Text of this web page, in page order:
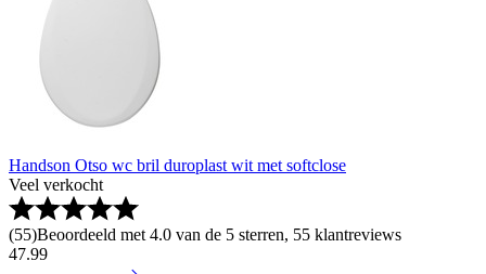
Handson Otso wc bril duroplast wit met softclose
Veel verkocht
(55)Beoordeeld met 4.0 van de 5 sterren, 55 klantreviews
47.99